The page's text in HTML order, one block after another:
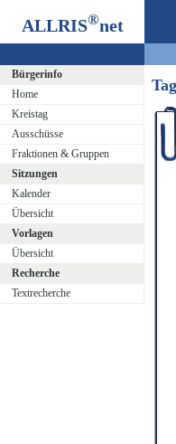
ALLRIS®net
Bürgerinfo
Home
Kreistag
Ausschüsse
Fraktionen & Gruppen
Sitzungen
Kalender
Übersicht
Vorlagen
Übersicht
Recherche
Textrecherche